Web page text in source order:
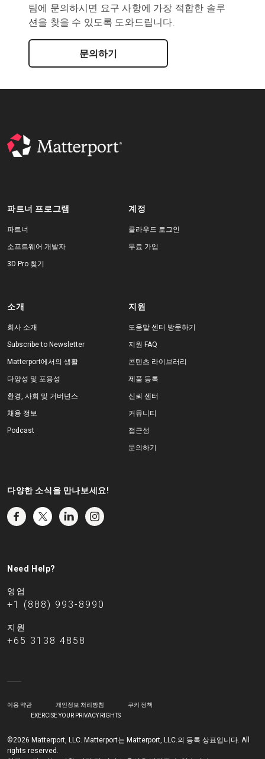
팀에 문의하시면 요구 사항에 가장 적합한 솔루
션을 찾을 수 있도록 도와드립니다.
문의하기
파트너 프로그램
파트너
소프트웨어 개발자
3D Pro 찾기
계정
클라우드 로그인
무료 가입
소개
회사 소개
Subscribe to Newsletter
Matterport에서의 생활
다양성 및 포용성
환경, 사회 및 거버넌스
채용 정보
Podcast
지원
도움말 센터 방문하기
지원 FAQ
콘텐츠 라이브러리
제품 등록
신뢰 센터
커뮤니티
접근성
문의하기
다양한 소식을 만나보세요!
Need Help?
영업
+1 (888) 993-8990
지원
+65 3138 4858
©2026 Matterport, LLC. Matterport는 Matterport, LLC.의 등록 상표입니다. All
rights reserved.
이용 약관 개인정보 처리방침
쿠키 정책
EXERCISE YOUR PRIVACY RIGHTS